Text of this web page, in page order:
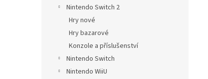
Nintendo Switch 2
Hry nové
Hry bazarové
Konzole a příslušenství
Nintendo Switch
Nintendo WiiU